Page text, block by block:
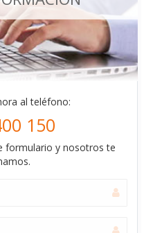
al teléfono:
150
formulario y nosotros te